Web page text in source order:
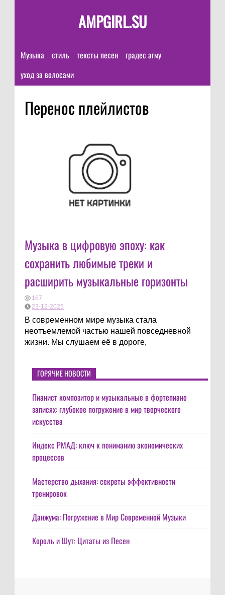
AMPGIRL.SU
Музыка стиль тексты песен
градес агму
уход за волосами
Перенос плейлистов
Музыка в цифровую эпоху: как
сохранить любимые треки и
расширить музыкальные горизонты
167
23-12-2025
В современном мире музыка стала
неотъемлемой частью нашей повседневной
жизни. Мы слушаем её в дороге,
ГОРЯЧИЕ НОВОСТИ
Пианист композитор и музыкальные в фортепиано
записях: глубокое погружение в мир творческого
искусства
Индекс РМАД: ключ к пониманию экономических
процессов
Мастерство дыхания: секреты эффективности
тренировок
Данжума: Погружение в Мир Современной Музыки
Король и Шут: Цитаты из Песен